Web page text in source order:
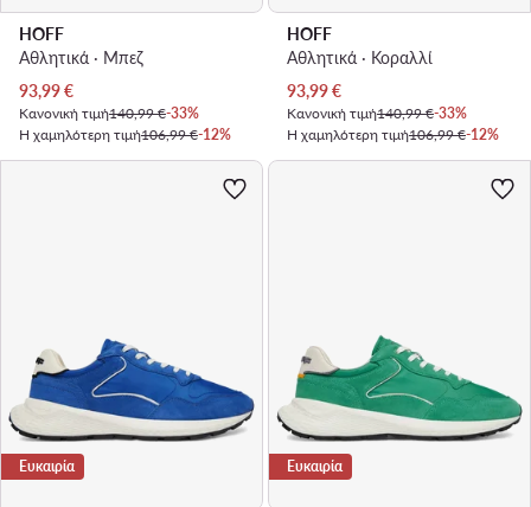
HOFF
Αθλητικά · Μπεζ
Τρέχουσα τιμή
93,99€
Κανονική τιμή140,99 €-33%
Η χαμηλότερη τιμή106,99 €-12%
HOFF
Αθλητικά · Κοραλλί
Τρέχουσα τιμή
93,99€
Κανονική τιμή140,99 €-33%
Η χαμηλότερη τιμή106,99 €-12%
Ευκαιρία Ευκαιρία